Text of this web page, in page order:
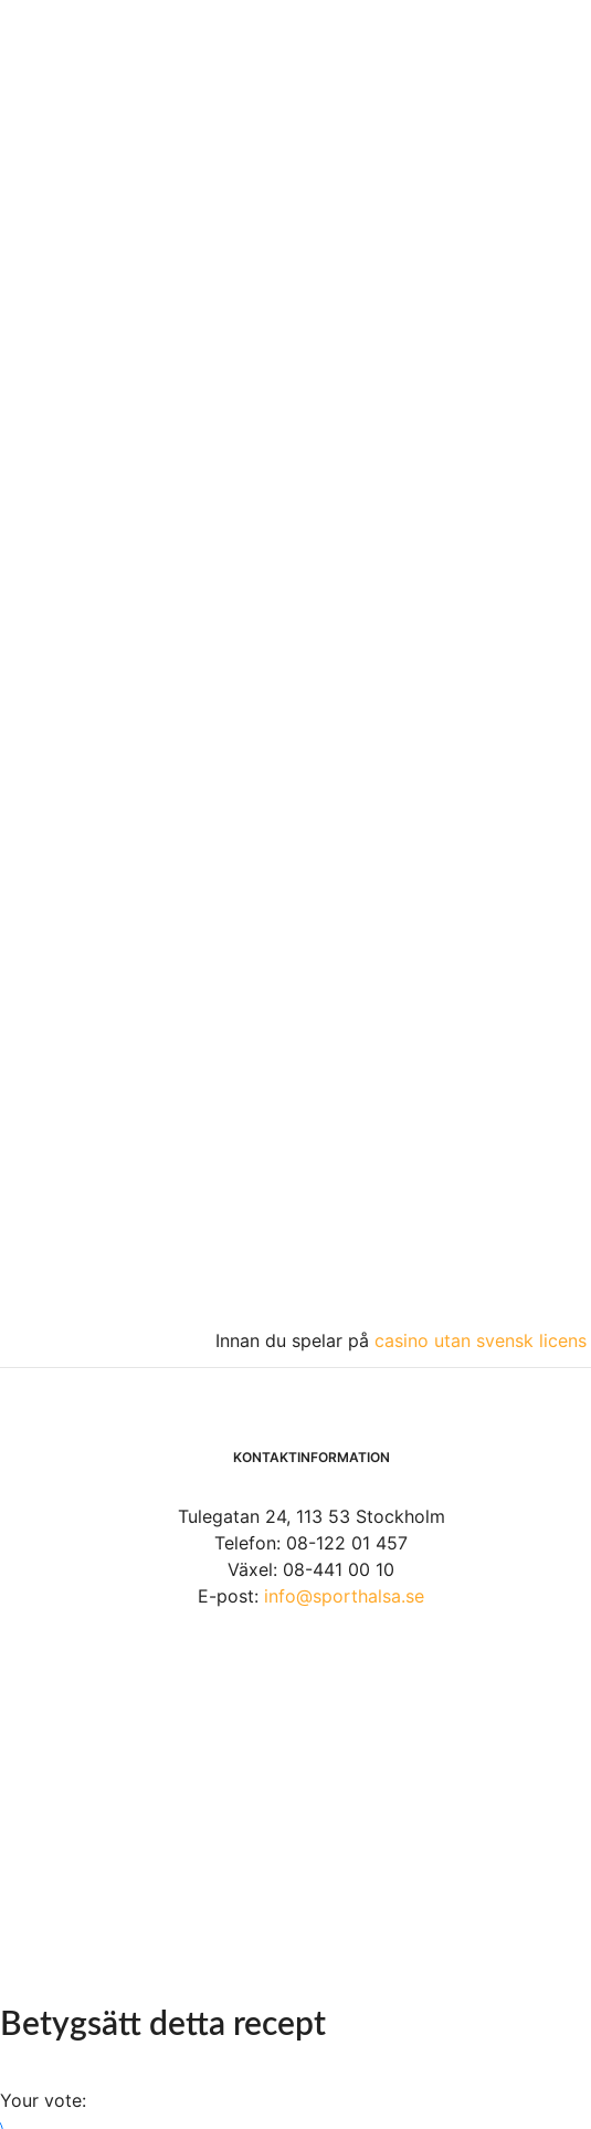
Innan du spelar på casino utan svensk licens
KONTAKTINFORMATION
Tulegatan 24, 113 53 Stockholm
Telefon: 08-122 01 457
Växel: 08-441 00 10
E-post: info@sporthalsa.se
Betygsätt detta recept
Your vote: